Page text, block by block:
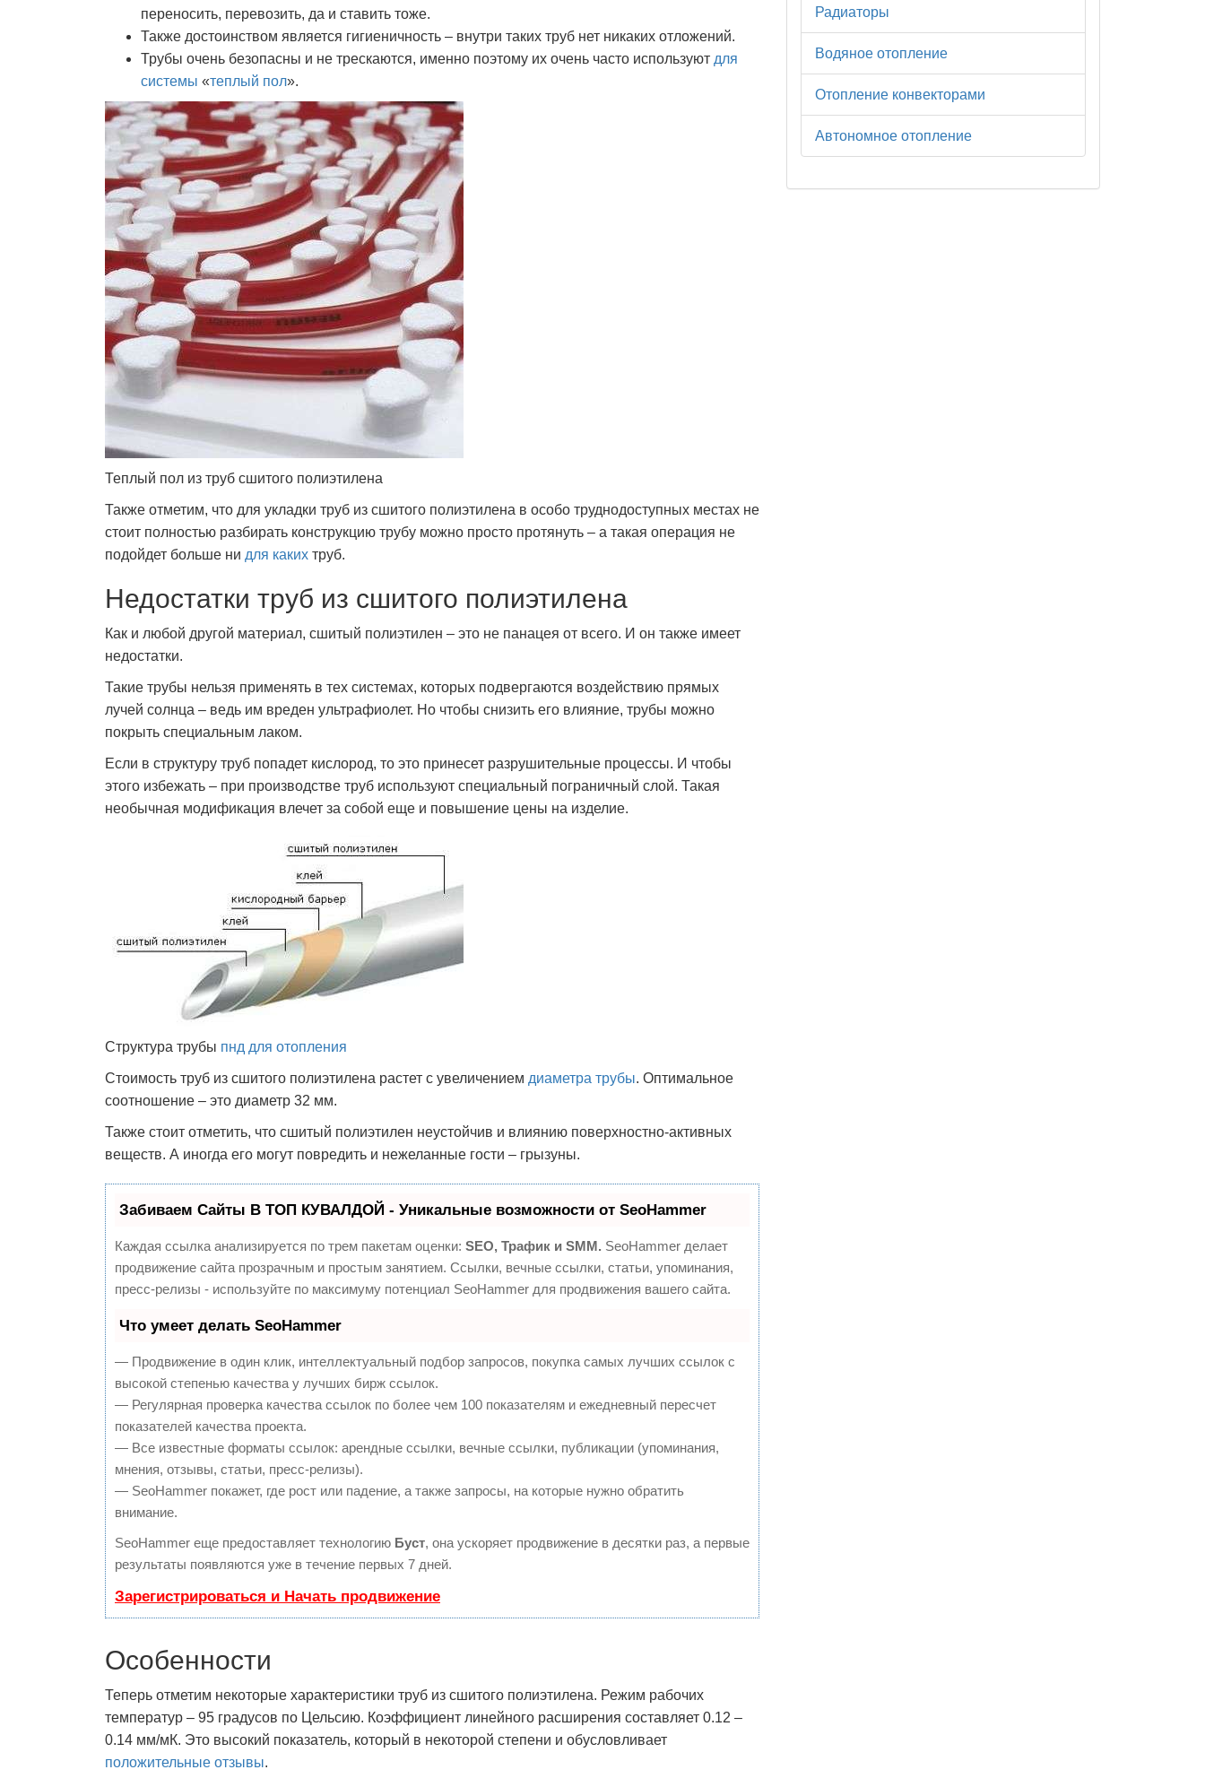
переносить, перевозить, да и ставить тоже.
Также достоинством является гигиеничность – внутри таких труб нет никаких отложений.
Трубы очень безопасны и не трескаются, именно поэтому их очень часто используют для
системы «теплый пол».
Теплый пол из труб сшитого полиэтилена
Также отметим, что для укладки труб из сшитого полиэтилена в особо труднодоступных местах не
стоит полностью разбирать конструкцию трубу можно просто протянуть – а такая операция не
подойдет больше ни для каких труб.
Недостатки труб из сшитого полиэтилена
Как и любой другой материал, сшитый полиэтилен – это не панацея от всего. И он также имеет
недостатки.
Такие трубы нельзя применять в тех системах, которых подвергаются воздействию прямых
лучей солнца – ведь им вреден ультрафиолет. Но чтобы снизить его влияние, трубы можно
покрыть специальным лаком.
Если в структуру труб попадет кислород, то это принесет разрушительные процессы. И чтобы
этого избежать – при производстве труб используют специальный пограничный слой. Такая
необычная модификация влечет за собой еще и повышение цены на изделие.
Структура трубы пнд для отопления
Стоимость труб из сшитого полиэтилена растет с увеличением диаметра трубы. Оптимальное
соотношение – это диаметр 32 мм.
Также стоит отметить, что сшитый полиэтилен неустойчив и влиянию поверхностно-активных
веществ. А иногда его могут повредить и нежеланные гости – грызуны.
Забиваем Сайты В ТОП КУВАЛДОЙ - Уникальные возможности от SeoHammer
Каждая ссылка анализируется по трем пакетам оценки: SEO, Трафик и SMM. SeoHammer делает
продвижение сайта прозрачным и простым занятием. Ссылки, вечные ссылки, статьи, упоминания,
пресс-релизы - используйте по максимуму потенциал SeoHammer для продвижения вашего сайта.
Что умеет делать SeoHammer
— Продвижение в один клик, интеллектуальный подбор запросов, покупка самых лучших ссылок с
высокой степенью качества у лучших бирж ссылок.
— Регулярная проверка качества ссылок по более чем 100 показателям и ежедневный пересчет
показателей качества проекта.
— Все известные форматы ссылок: арендные ссылки, вечные ссылки, публикации (упоминания,
мнения, отзывы, статьи, пресс-релизы).
— SeoHammer покажет, где рост или падение, а также запросы, на которые нужно обратить
внимание.
SeoHammer еще предоставляет технологию Буст, она ускоряет продвижение в десятки раз, а первые
результаты появляются уже в течение первых 7 дней.
Зарегистрироваться и Начать продвижение
Особенности
Теперь отметим некоторые характеристики труб из сшитого полиэтилена. Режим рабочих
температур – 95 градусов по Цельсию. Коэффициент линейного расширения составляет 0.12 –
0.14 мм/мК. Это высокий показатель, который в некоторой степени и обусловливает
положительные отзывы.
Радиаторы
Водяное отопление
Отопление конвекторами
Автономное отопление